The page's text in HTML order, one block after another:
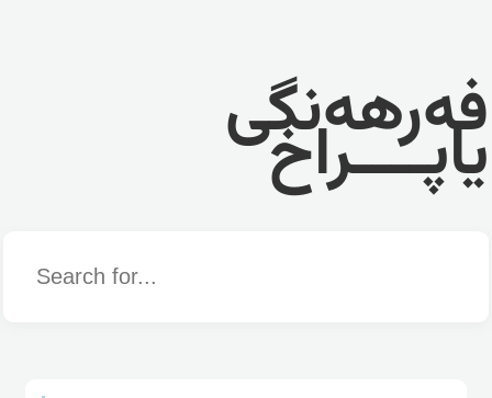
فەرهەنگی
یاپــــراخ
Word